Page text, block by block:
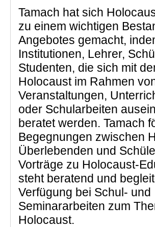
Tamach hat sich
zu einem wichtigen
Angebotes gemacht,
Institutionen, Lehrer,
Studenten, die sich mit
Holocaust im Rahmen
Veranstaltungen,
oder Schularbeiten
beratet werden. Tamach
Begegnungen zwischen
Überlebenden und
Vorträge zu Holocaust-
steht beratend und
Verfügung bei Schul- und
Seminararbeiten zum
Holocaust.